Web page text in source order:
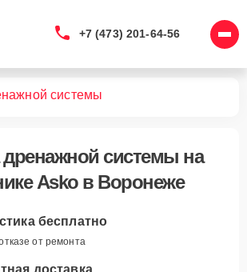
+7 (473) 201-64-56
системы
дренажной системы на
Asko в Воронеже
бесплатно
от ремонта
доставка